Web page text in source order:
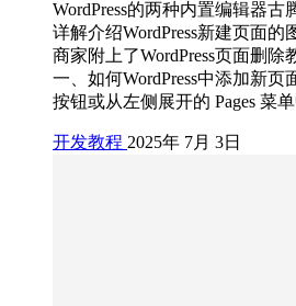
WordPress的两种内置编辑器
详解介绍WordPress新建页面
商家附上了WordPress页面删除
一、如何WordPress中添加新页
按钮或从左侧展开的 Pages 菜
开发教程 2025年 7月 3日